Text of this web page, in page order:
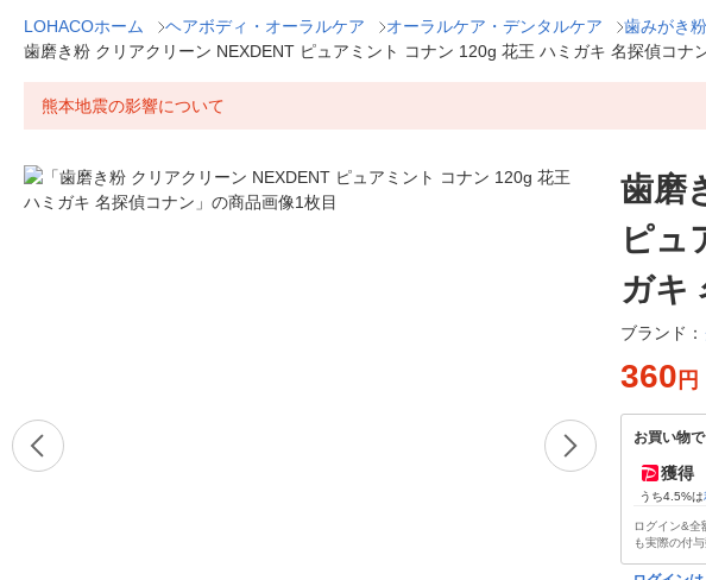
LOHACOホーム ヘアボディ・オーラルケア オーラルケア・デンタルケア 歯みがき粉
歯磨き粉 クリアクリーン NEXDENT ピュアミント コナン 120g 花王 ハミガキ 名探偵コナ
熊本地震の影響について
歯磨
ピュ
ガキ
ブランド：
360 円
お買い物
獲得
うち4.5%は
ログイン&
も実際の付